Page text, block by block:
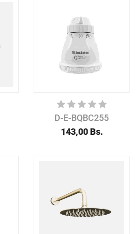
D-E-BQBC255
143,00Bs.